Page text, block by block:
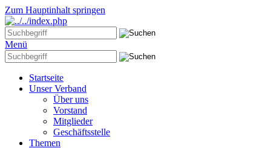
Zum Hauptinhalt springen
Menü
Startseite
Unser Verband
Über uns
Vorstand
Mitglieder
Geschäftsstelle
Themen